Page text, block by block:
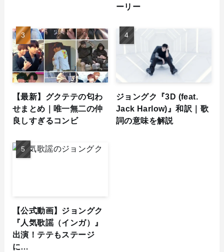
ーリー
【最新】グクテテの匂わ
せまとめ｜唯一無二の仲
良しすぎるコンビ
ジョングク『3D (feat.
Jack Harlow)』和訳｜歌
詞の意味を解説
【公式動画】ジョングク
『人気歌謡（インガ）』
出演！テテもステージ
に…